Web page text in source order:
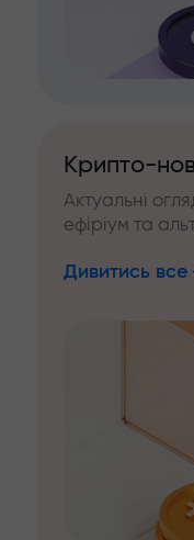
Крипто-
Актуальні
ефіріум та
Дивитись все